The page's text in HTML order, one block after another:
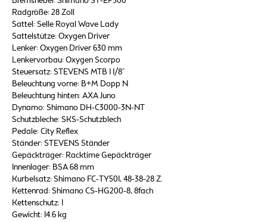
Radgröße: 28 Zoll
Sattel: Selle Royal Wave Lady
Sattelstütze: Oxygen Driver
Lenker: Oxygen Driver 630 mm
Lenkervorbau: Oxygen Scorpo
Steuersatz: STEVENS MTB 1 1/8"
Beleuchtung vorne: B+M Dopp N
Beleuchtung hinten: AXA Juno
Dynamo: Shimano DH-C3000-3N-NT
Schutzbleche: SKS-Schutzblech
Pedale: City Reflex
Ständer: STEVENS Ständer
Gepäckträger: Racktime Gepäckträger
Innenlager: BSA 68 mm
Kurbelsatz: Shimano FC-TY501, 48-38-28 Z.
Kettenrad: Shimano CS-HG200-8, 8fach
Kettenschutz: 1
Gewicht: 14.6 kg